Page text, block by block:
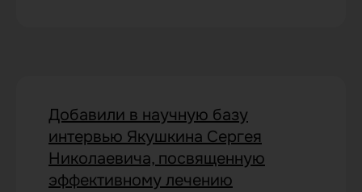
Добавили в научную базу
интервью Якушкина Сергея
Николаевича, посвященную
эффективному лечению
Телефон: